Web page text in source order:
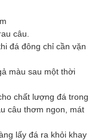
câu.
đá đông chỉ cần vặn
màu sau một thời
chất lượng đá trong
câu thơm ngon, mát
lấy đá ra khỏi khay